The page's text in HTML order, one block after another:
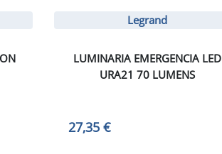
Legrand
LUMINARIA EMERGENCIA LED
URA21 70 LUMENS
27,35 €